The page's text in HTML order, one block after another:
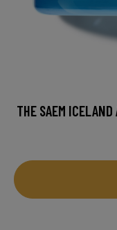
THE SAEM ICELAND